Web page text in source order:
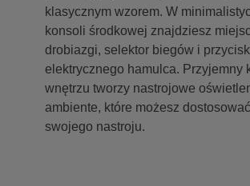
klasycznym wzorem. W
konsoli środkowej znajdziesz
drobiazgi, selektor biegów i przycisk
elektrycznego hamulca. Przyjemny
wnętrzu tworzy nastrojowe
ambiente, które możesz
swojego nastroju.